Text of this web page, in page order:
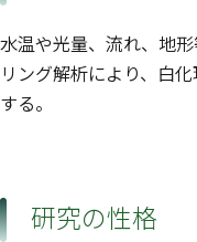
水温や光量、流れ、地
リング解析により、白
する。
研究の性格